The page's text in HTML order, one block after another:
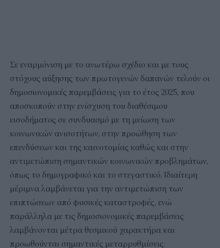
Σε εναρμόνιση με το ανωτέρω σχέδιο και με τους
στόχους αύξησης των πρωτογενών δαπανών τελούν οι
δημοσιονομικές παρεμβάσεις για το έτος 2025, που
αποσκοπούν στην ενίσχυση του διαθέσιμου
εισοδήματος σε συνδυασμό με τη μείωση των
κοινωνικών ανισοτήτων, στην προώθηση των
επενδύσεων και της καινοτομίας καθώς και στην
αντιμετώπιση σημαντικών κοινωνικών προβλημάτων,
όπως το δημογραφικό και το στεγαστικό. Ιδιαίτερη
μέριμνα λαμβάνεται για την αντιμετώπιση των
επιπτώσεων από φυσικές καταστροφές, ενώ
παράλληλα με τις δημοσιονομικές παρεμβάσεις
λαμβάνονται μέτρα θεσμικού χαρακτήρα και
προωθούνται σημαντικές μεταρρυθμίσεις.